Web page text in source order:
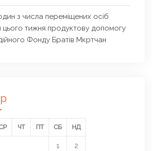
з числа переміщених осіб
тижня продуктову допомогу
Фонду Братів Мкртчан
ЧТ ПТ СБ НД
1 2